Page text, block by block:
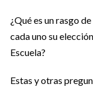
¿Qué es un rasgo
cada uno su
Escuela?
Estas y otras